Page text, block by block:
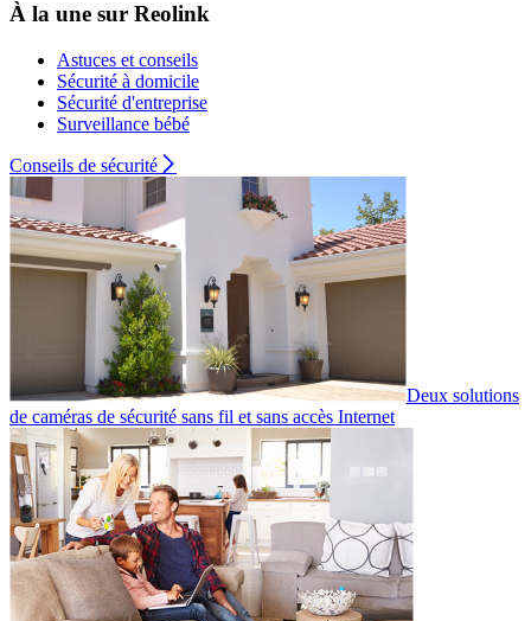
À la une sur Reolink
Astuces et conseils
Sécurité à domicile
Sécurité d'entreprise
Surveillance bébé
Conseils de sécurité
Deux solutions
de caméras de sécurité sans fil et sans accès Internet